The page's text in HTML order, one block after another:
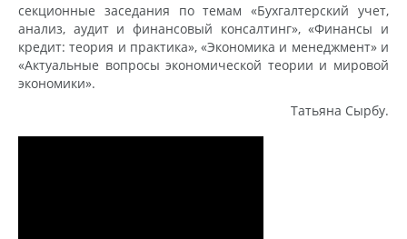
секционные заседания по темам «Бухгалтерский учет,
анализ, аудит и финансовый консалтинг», «Финансы и
кредит: теория и практика», «Экономика и менеджмент» и
«Актуальные вопросы экономической теории и мировой
экономики».
Татьяна Сырбу.